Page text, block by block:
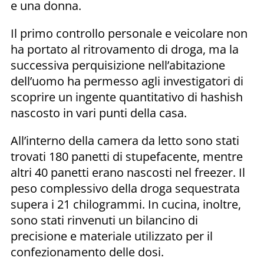
e una donna.
Il primo controllo personale e veicolare non
ha portato al ritrovamento di droga, ma la
successiva perquisizione nell’abitazione
dell’uomo ha permesso agli investigatori di
scoprire un ingente quantitativo di hashish
nascosto in vari punti della casa.
All’interno della camera da letto sono stati
trovati 180 panetti di stupefacente, mentre
altri 40 panetti erano nascosti nel freezer. Il
peso complessivo della droga sequestrata
supera i 21 chilogrammi. In cucina, inoltre,
sono stati rinvenuti un bilancino di
precisione e materiale utilizzato per il
confezionamento delle dosi.